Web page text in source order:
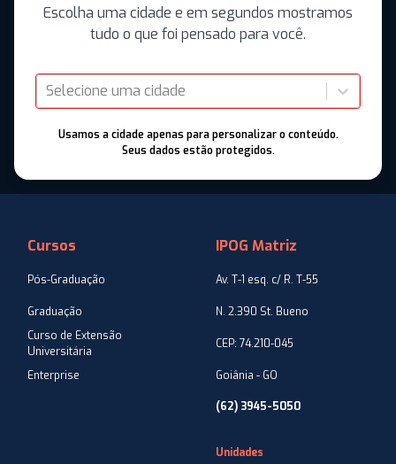
Escolha uma cidade e em segundos mostramos
tudo o que foi pensado para você.
Selecione uma cidade
Usamos a cidade apenas para personalizar o conteúdo.
Seus dados estão protegidos.
Cursos
Pós-Graduação
Graduação
Curso de Extensão
Universitária
Enterprise
IPOG Matriz
Av. T-1 esq. c/ R. T-55
N. 2.390 St. Bueno
CEP: 74.210-045
Goiânia - GO
(62) 3945-5050
Unidades